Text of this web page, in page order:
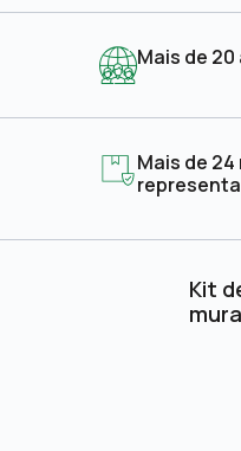
Mais de
Mais de
Kit